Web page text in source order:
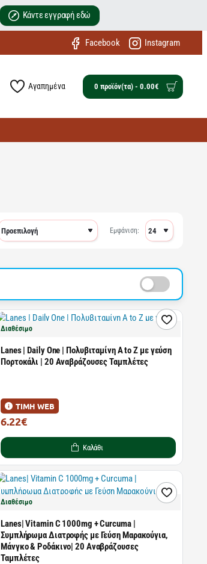
Κάντε εγγραφή εδώ
Facebook Instagram
Αγαπημένα 0 προϊόν(τα) - 0.00€
Εμφάνιση:
Διαθέσιμο
Lanes | Daily One | Πολυβιταμίνη A to Z με γεύση
Πορτοκάλι | 20 Αναβράζουσες Ταμπλέτες
ΤΙΜΗ WEB
6.22€
Καλάθι
Διαθέσιμο
Lanes| Vitamin C 1000mg + Curcuma |
Συμπλήρωμα Διατροφής με Γεύση Μαρακούγια,
Μάνγκο & Ροδάκινο| 20 Αναβράζουσες
Ταμπλέτες